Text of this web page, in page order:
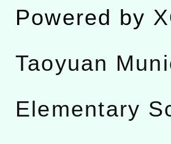
Powered by
Taoyuan
Elementary